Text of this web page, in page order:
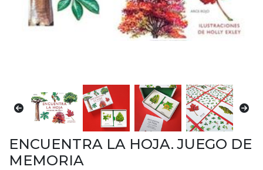
ENCUENTRA LA HOJA. JUEGO DE
MEMORIA